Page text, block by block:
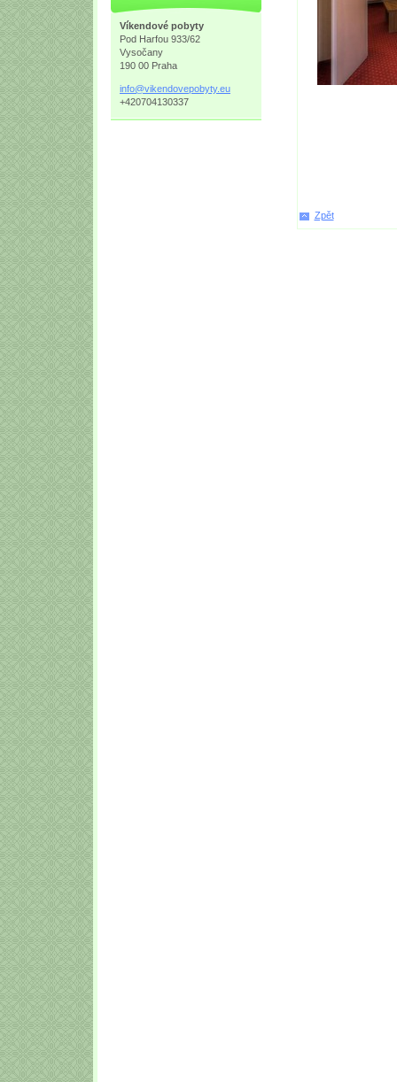
Zpět
Víkendové pobyty
Pod Harfou 933/62
Vysočany
190 00 Praha
info@vikendovepobyty.eu
+420704130337